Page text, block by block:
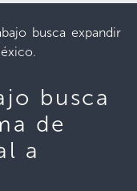
busca expandir
busca
de
a